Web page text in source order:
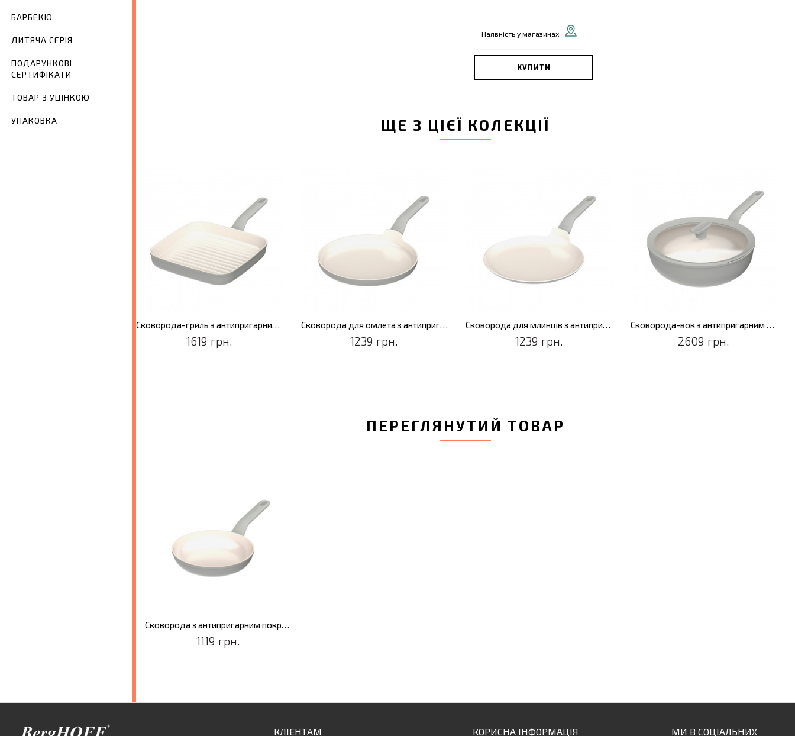
БАРБЕКЮ
ДИТЯЧА СЕРІЯ
ПОДАРУНКОВІ
СЕРТИФІКАТИ
ТОВАР З УЦІНКОЮ
УПАКОВКА
Наявність у магазинах
КУПИТИ
ЩЕ З ЦІЄЇ КОЛЕКЦІЇ
Сковорода-гриль з антипригарним покриттям LEO BALANCE Moonmist, 24 x 24 см
1619 грн.
Сковорода для омлета з антипригарним покриттям LEO BALANCE Moonmist, діам. 25 см
1239 грн.
Сковорода для млинців з антипригарним покриттям LEO BALANCE Moonmist, діам. 26 см
1239 грн.
Сковорода-вок з антипригарним покриттям LEO BALANCE Moonmist, діам. 28 см, 4,2 л
2609 грн.
ПЕРЕГЛЯНУТИЙ ТОВАР
Сковорода з антипригарним покриттям LEO BALANCE Moonmist, діам. 20 см, 1,2 л
1119 грн.
КЛІЕНТАМ КОРИСНА ІНФОРМАЦІЯ МИ В СОЦІАЛЬНИХ